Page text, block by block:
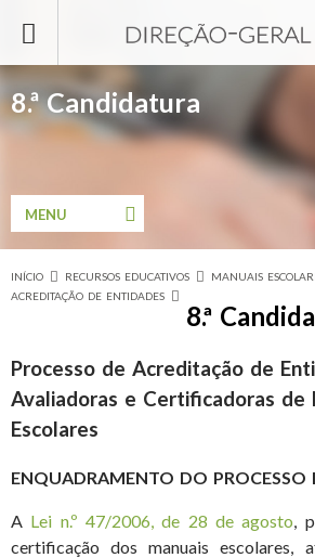
8.ª Candidatura
Está aqui
INÍCIO RECURSOS EDUCATIVOS
MANUAIS
ACREDITAÇÃO DE ENTIDADES
8.ª
Processo de Acreditação de
Avaliadoras e Certificadoras de
Escolares
ENQUADRAMENTO DO PROCESSO
A Lei n.º 47/2006, de 28 de agosto ,
certificação dos manuais escolares,
MENU